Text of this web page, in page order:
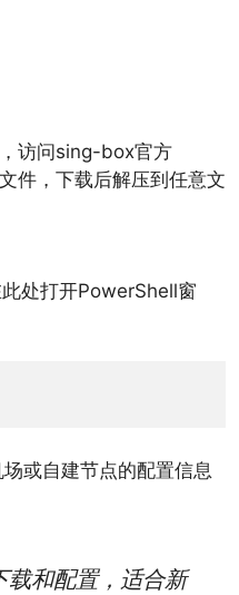
访问sing-box官方
文件，下载后解压到任意文
处打开PowerShell窗
场或自建节点的配置信息
载和配置，适合新